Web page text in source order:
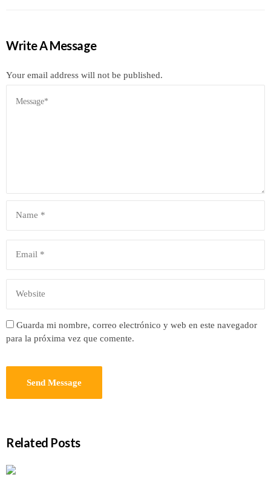
Write A Message
Your email address will not be published.
Guarda mi nombre, correo electrónico y web en este navegador
para la próxima vez que comente.
Related Posts